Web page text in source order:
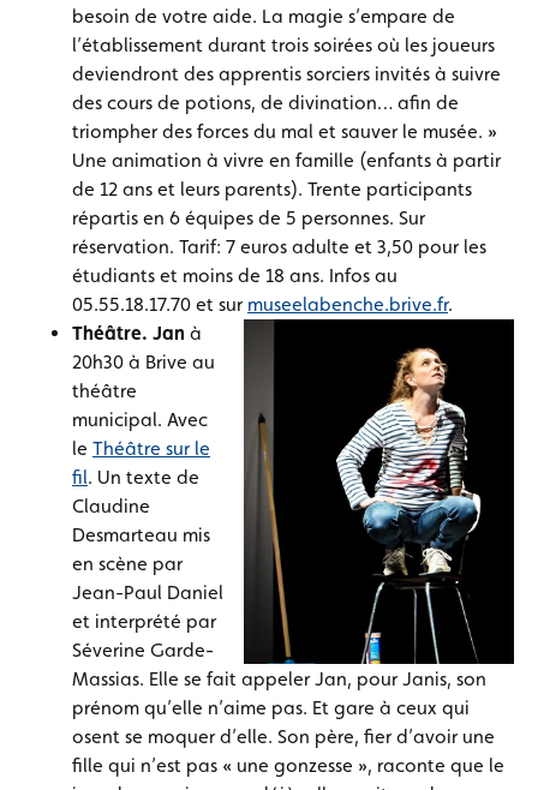
besoin de votre aide. La magie s’empare de
l’établissement durant trois soirées où les joueurs
deviendront des apprentis sorciers invités à suivre
des cours de potions, de divination… afin de
triompher des forces du mal et sauver le musée. »
Une animation à vivre en famille (enfants à partir
de 12 ans et leurs parents). Trente participants
répartis en 6 équipes de 5 personnes. Sur
réservation. Tarif: 7 euros adulte et 3,50 pour les
étudiants et moins de 18 ans. Infos au
05.55.18.17.70 et sur museelabenche.brive.fr.
Théâtre. Jan à
20h30 à Brive au
théâtre
municipal. Avec
le Théâtre sur le
fil. Un texte de
Claudine
Desmarteau mis
en scène par
Jean-Paul Daniel
et interprété par
Séverine Garde-
Massias. Elle se fait appeler Jan, pour Janis, son
prénom qu’elle n’aime pas. Et gare à ceux qui
osent se moquer d’elle. Son père, fier d’avoir une
fille qui n’est pas « une gonzesse », raconte que le